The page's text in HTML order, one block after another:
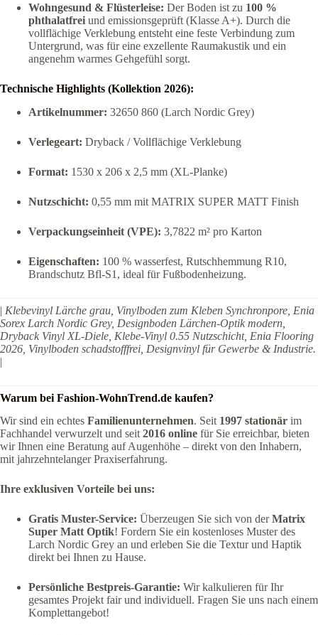
Wohngesund & Flüsterleise: Der Boden ist zu 100 %
phthalatfrei und emissionsgeprüft (Klasse A+). Durch die
vollflächige Verklebung entsteht eine feste Verbindung zum
Untergrund, was für eine exzellente Raumakustik und ein
angenehm warmes Gehgefühl sorgt.
Technische Highlights (Kollektion 2026):
Artikelnummer: 32650 860 (Larch Nordic Grey)
Verlegeart: Dryback / Vollflächige Verklebung
Format: 1530 x 206 x 2,5 mm (XL-Planke)
Nutzschicht: 0,55 mm mit MATRIX SUPER MATT Finish
Verpackungseinheit (VPE): 3,7822 m² pro Karton
Eigenschaften: 100 % wasserfest, Rutschhemmung R10,
Brandschutz Bfl-S1, ideal für Fußbodenheizung.
| Klebevinyl Lärche grau, Vinylboden zum Kleben Synchronpore, Enia
Sorex Larch Nordic Grey, Designboden Lärchen-Optik modern,
Dryback Vinyl XL-Diele, Klebe-Vinyl 0.55 Nutzschicht, Enia Flooring
2026, Vinylboden schadstofffrei, Designvinyl für Gewerbe & Industrie.
|
Warum bei Fashion-WohnTrend.de kaufen?
Wir sind ein echtes Familienunternehmen. Seit 1997 stationär im
Fachhandel verwurzelt und seit2016 online für Sie erreichbar, bieten
wir Ihnen eine Beratung auf Augenhöhe – direkt von den Inhabern,
mit jahrzehntelanger Praxiserfahrung.
Ihre exklusiven Vorteile bei uns:
Gratis Muster-Service: Überzeugen Sie sich von derMatrix
Super Matt Optik! Fordern Sie ein kostenloses Muster des
Larch Nordic Grey an und erleben Sie die Textur und Haptik
direkt bei Ihnen zu Hause.
Persönliche Bestpreis-Garantie: Wir kalkulieren für Ihr
gesamtes Projekt fair und individuell. Fragen Sie uns nach einem
Komplettangebot!